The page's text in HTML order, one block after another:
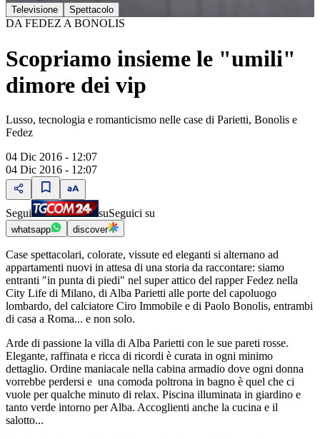
Televisione Spettacolo
DA FEDEZ A BONOLIS
Scopriamo insieme le "umili"
dimore dei vip
Lusso, tecnologia e romanticismo nelle case di Parietti, Bonolis e
Fedez
04 Dic 2016 - 12:07
04 Dic 2016 - 12:07
Segui suSeguici su
whatsapp discover
Case spettacolari, colorate, vissute ed eleganti si alternano ad
appartamenti nuovi in attesa di una storia da raccontare: siamo
entranti "in punta di piedi" nel super attico del rapper Fedez nella
City Life di Milano, di Alba Parietti alle porte del capoluogo
lombardo, del calciatore Ciro Immobile e di Paolo Bonolis, entrambi
di casa a Roma... e non solo.
Arde di passione la villa di Alba Parietti con le sue pareti rosse.
Elegante, raffinata e ricca di ricordi è curata in ogni minimo
dettaglio. Ordine maniacale nella cabina armadio dove ogni donna
vorrebbe perdersi e una comoda poltrona in bagno è quel che ci
vuole per qualche minuto di relax. Piscina illuminata in giardino e
tanto verde intorno per Alba. Accoglienti anche la cucina e il
salotto...